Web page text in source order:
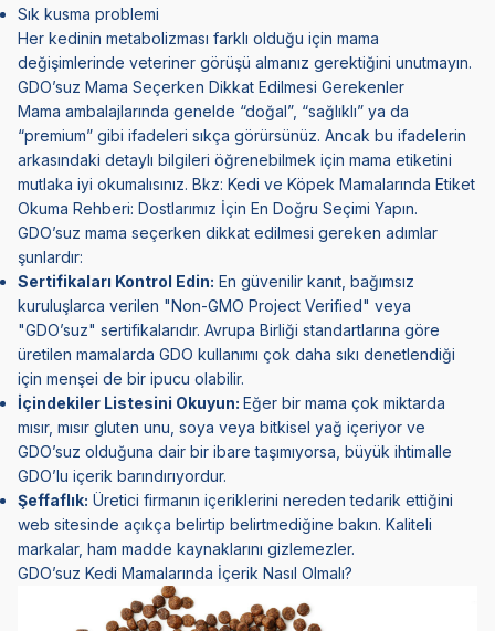
Sık kusma problemi
Her kedinin metabolizması farklı olduğu için mama
değişimlerinde veteriner görüşü almanız gerektiğini unutmayın.
GDO’suz Mama Seçerken Dikkat Edilmesi Gerekenler
Mama ambalajlarında genelde “doğal”, “sağlıklı” ya da
“premium” gibi ifadeleri sıkça görürsünüz. Ancak bu ifadelerin
arkasındaki detaylı bilgileri öğrenebilmek için mama etiketini
mutlaka iyi okumalısınız. Bkz: Kedi ve Köpek Mamalarında Etiket
Okuma Rehberi: Dostlarımız İçin En Doğru Seçimi Yapın.
GDO’suz mama seçerken dikkat edilmesi gereken adımlar
şunlardır:
Sertifikaları Kontrol Edin: En güvenilir kanıt, bağımsız
kuruluşlarca verilen "Non-GMO Project Verified" veya
"GDO’suz" sertifikalarıdır. Avrupa Birliği standartlarına göre
üretilen mamalarda GDO kullanımı çok daha sıkı denetlendiği
için menşei de bir ipucu olabilir.
İçindekiler Listesini Okuyun: Eğer bir mama çok miktarda
mısır, mısır gluten unu, soya veya bitkisel yağ içeriyor ve
GDO’suz olduğuna dair bir ibare taşımıyorsa, büyük ihtimalle
GDO’lu içerik barındırıyordur.
Şeffaflık: Üretici firmanın içeriklerini nereden tedarik ettiğini
web sitesinde açıkça belirtip belirtmediğine bakın. Kaliteli
markalar, ham madde kaynaklarını gizlemezler.
GDO’suz Kedi Mamalarında İçerik Nasıl Olmalı?